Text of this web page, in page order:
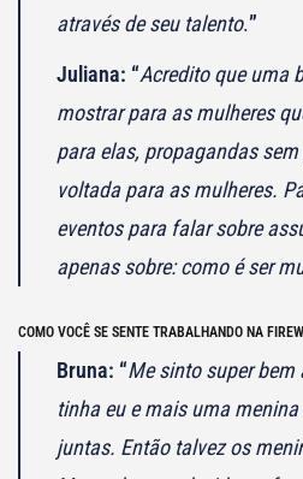
através de seu talento.”
Juliana: “Acredito que uma
mostrar para as mulheres
para elas, propagandas
voltada para as mulheres.
eventos para falar sobre
apenas sobre: como é ser
COMO VOCÊ SE SENTE TRABALHANDO NA
Bruna: “Me sinto super bem
tinha eu e mais uma
juntas. Então talvez os